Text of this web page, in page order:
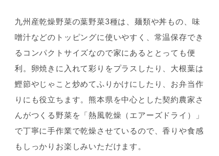
九州産乾燥野菜の葉野菜3種は、麺類や丼もの、味
噌汁などのトッピングに使いやすく、常温保存でき
るコンパクトサイズなので家にあるととっても便
利。卵焼きに入れて彩りをプラスしたり、大根葉は
鰹節やじゃこと炒めてふりかけにしたり、お弁当作
りにも役立ちます。熊本県を中心とした契約農家さ
んがつくる野菜を「熱風乾燥（エアーズドライ）」
で丁寧に手作業で乾燥させているので、香りや食感
もしっかりお楽しみいただけます。